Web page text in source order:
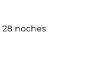
noches